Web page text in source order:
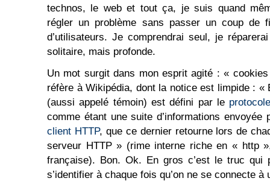
technos, le web et tout ça, je suis quand
régler un problème sans passer un coup de
d’utilisateurs. Je comprendrai seul, je
solitaire, mais profonde.
Un mot surgit dans mon esprit agité : «
réfère à Wikipédia, dont la notice est limpide : «
(aussi appelé témoin) est défini par le
comme étant une suite d’informations envoyée
client HTTP, que ce dernier retourne lors de
serveur HTTP » (rime interne riche en « http
française). Bon. Ok. En gros c’est le truc qui
s’identifier à chaque fois qu’on ne se connecte